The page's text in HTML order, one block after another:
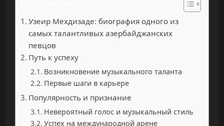
Узеир Мехдизаде: биография одного из
самых талантливых азербайджанских
певцов
Путь к успеху
Возникновение музыкального таланта
Первые шаги в карьере
Популярность и признание
Невероятный голос и музыкальный стиль
Успех на международной арене